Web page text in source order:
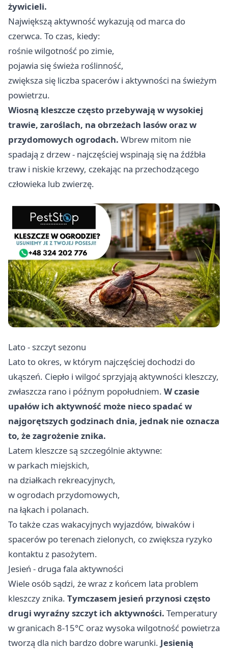
żywicieli.
Największą aktywność wykazują od marca do
czerwca. To czas, kiedy:
rośnie wilgotność po zimie,
pojawia się świeża roślinność,
zwiększa się liczba spacerów i aktywności na świeżym
powietrzu.
Wiosną kleszcze często przebywają w wysokiej
trawie, zaroślach, na obrzeżach lasów oraz w
przydomowych ogrodach. Wbrew mitom nie
spadają z drzew - najczęściej wspinają się na źdźbła
traw i niskie krzewy, czekając na przechodzącego
człowieka lub zwierzę.
Lato - szczyt sezonu
Lato to okres, w którym najczęściej dochodzi do
ukąszeń. Ciepło i wilgoć sprzyjają aktywności kleszczy,
zwłaszcza rano i późnym popołudniem. W czasie
upałów ich aktywność może nieco spadać w
najgorętszych godzinach dnia, jednak nie oznacza
to, że zagrożenie znika.
Latem kleszcze są szczególnie aktywne:
w parkach miejskich,
na działkach rekreacyjnych,
w ogrodach przydomowych,
na łąkach i polanach.
To także czas wakacyjnych wyjazdów, biwaków i
spacerów po terenach zielonych, co zwiększa ryzyko
kontaktu z pasożytem.
Jesień - druga fala aktywności
Wiele osób sądzi, że wraz z końcem lata problem
kleszczy znika. Tymczasem jesień przynosi często
drugi wyraźny szczyt ich aktywności. Temperatury
w granicach 8-15°C oraz wysoka wilgotność powietrza
tworzą dla nich bardzo dobre warunki. Jesienią